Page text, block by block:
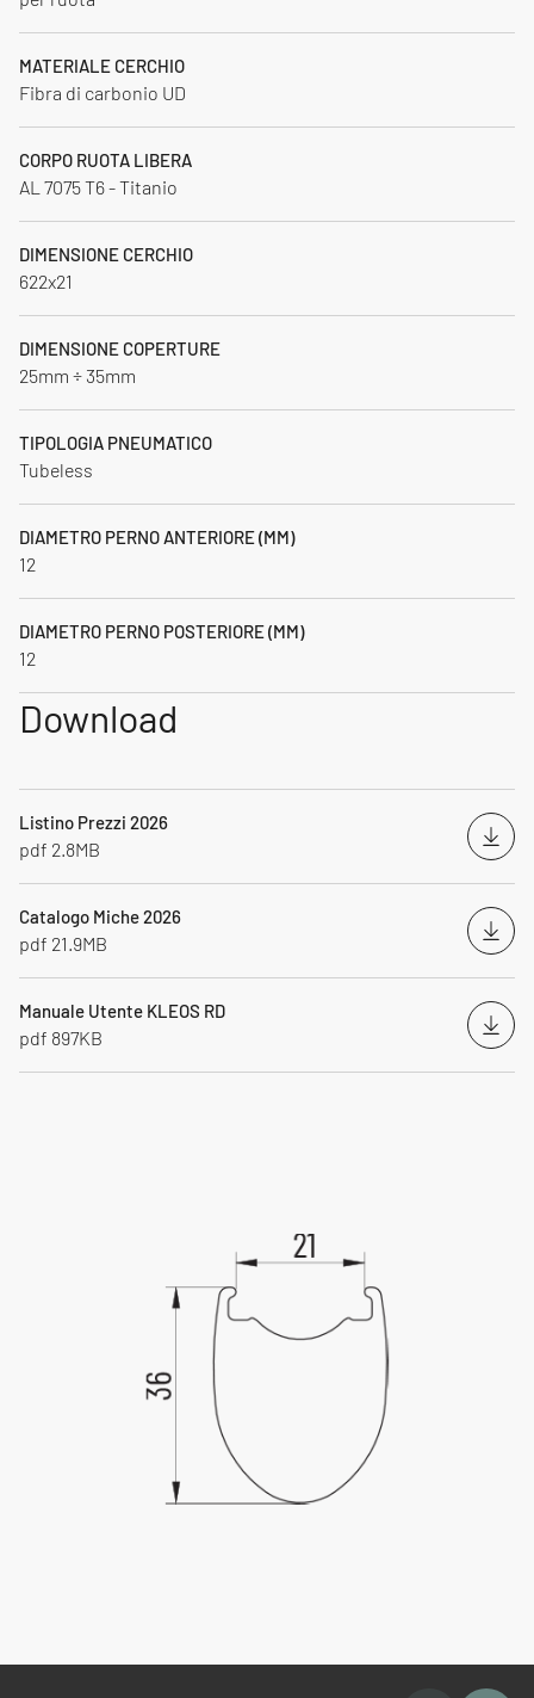
MATERIALE CERCHIO
Fibra di carbonio UD
CORPO RUOTA LIBERA
AL 7075 T6 - Titanio
DIMENSIONE CERCHIO
622x21
DIMENSIONE COPERTURE
25mm ÷ 35mm
TIPOLOGIA PNEUMATICO
Tubeless
DIAMETRO PERNO ANTERIORE (MM)
12
DIAMETRO PERNO POSTERIORE (MM)
12
Download
Listino Prezzi 2026
pdf 2.8MB
Catalogo Miche 2026
pdf 21.9MB
Manuale Utente KLEOS RD
pdf 897KB